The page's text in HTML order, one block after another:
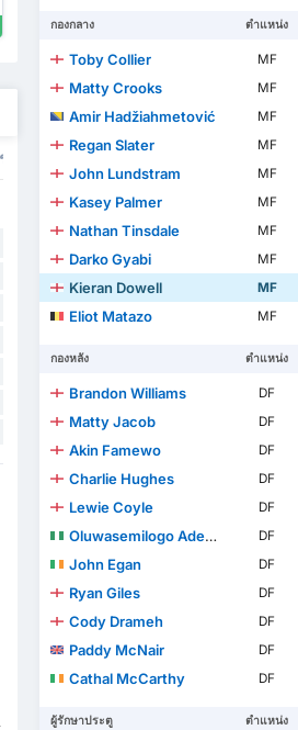
คัพ
กองกลาง ตำแหน่ง
Toby Collier MF
Matty Crooks
MF
Amir Hadžiahmetović
MF
Regan Slater
MF
John Lundstram
MF
Kasey Palmer
MF
Nathan Tinsdale
MF
Darko Gyabi
MF
Kieran Dowell
MF
Eliot Matazo
MF
กองหลัง ตำแหน่ง
Brandon Williams DF
Matty Jacob
DF
Akin Famewo
DF
Charlie Hughes
DF
Lewie Coyle
DF
Oluwasemilogo Adesewo Ibidapo Ajayi
DF
John Egan
DF
Ryan Giles
DF
Cody Drameh
DF
Paddy McNair
DF
Cathal McCarthy
DF
ผู้รักษาประตู ตำแหน่ง